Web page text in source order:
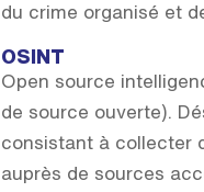
du crime organisé et
OSINT
Open source
de source ouverte).
consistant à collecter
auprès de sources